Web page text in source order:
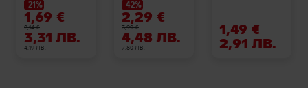
-21%
1,69 €
2,14 €
3,31 ЛВ.
4,19 ЛВ.
-42%
2,29 €
3,99 €
4,48 ЛВ.
7,80 ЛВ.
1,49 €
2,91 ЛВ.